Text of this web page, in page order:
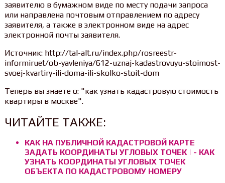
заявителю в бумажном виде по месту подачи запроса
или направлена почтовым отправлением по адресу
заявителя, а также в электронном виде на адрес
электронной почты заявителя.
Источник: http://tal-alt.ru/index.php/rosreestr-
informiruet/ob-yavleniya/612-uznaj-kadastrovuyu-stoimost-
svoej-kvartiry-ili-doma-ili-skolko-stoit-dom
Теперь вы знаете о: "как узнать кадастровую стоимость
квартиры в москве".
ЧИТАЙТЕ ТАКЖЕ:
КАК НА ПУБЛИЧНОЙ КАДАСТРОВОЙ КАРТЕ
ЗАДАТЬ КООРДИНАТЫ УГЛОВЫХ ТОЧЕК | - КАК
УЗНАТЬ КООРДИНАТЫ УГЛОВЫХ ТОЧЕК
ОБЪЕКТА ПО КАДАСТРОВОМУ НОМЕРУ